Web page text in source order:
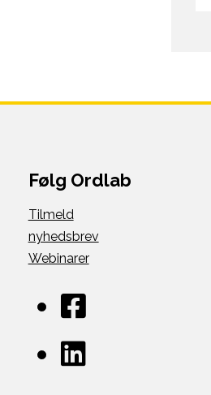
Følg Ordlab
Tilmeld
nyhedsbrev
Webinarer